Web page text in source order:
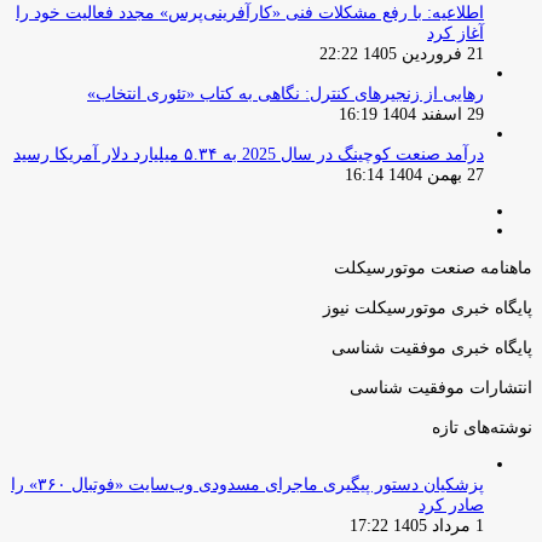
اطلاعیه: با رفع مشکلات فنی «کارآفرینی‌پرس» مجدد فعالیت خود را
آغاز کرد
21 فروردین 1405 22:22
رهایی از زنجیرهای کنترل: نگاهی به کتاب «تئوری انتخاب»
29 اسفند 1404 16:19
درآمد صنعت کوچینگ در سال 2025 به ۵.۳۴ میلیارد دلار آمریکا رسید
27 بهمن 1404 16:14
ماهنامه صنعت موتورسیکلت
پایگاه خبری موتورسیکلت نیوز
پایگاه خبری موفقیت شناسی
انتشارات موفقیت شناسی
نوشته‌های تازه
پزشکیان دستور پیگیری ماجرای مسدودی وب‌سایت «فوتبال ۳۶۰» را
صادر کرد
1 مرداد 1405 17:22